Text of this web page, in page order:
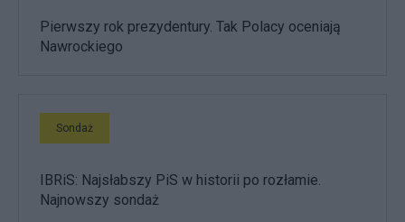
Pierwszy rok prezydentury. Tak Polacy oceniają
Nawrockiego
Sondaż
IBRiS: Najsłabszy PiS w historii po rozłamie.
Najnowszy sondaż